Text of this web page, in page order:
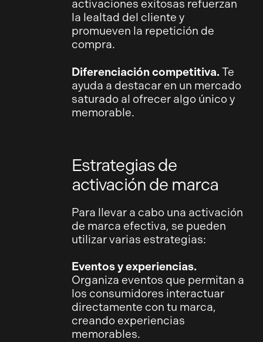
activaciones exitosas refuerzan
la lealtad del cliente y
promueven la repetición de
compra.
Diferenciación competitiva. Te
ayuda a destacar en un mercado
saturado al ofrecer algo único y
memorable.
Estrategias de
activación de marca
Para llevar a cabo una activación
de marca efectiva, se pueden
utilizar varias estrategias:
Eventos y experiencias.
Organiza eventos que permitan a
los consumidores interactuar
directamente con tu marca,
creando experiencias
memorables.